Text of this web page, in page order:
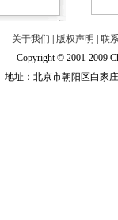
关于我们 版权声明
联
Copyright © 2001-2009
地址：北京市朝阳区白家